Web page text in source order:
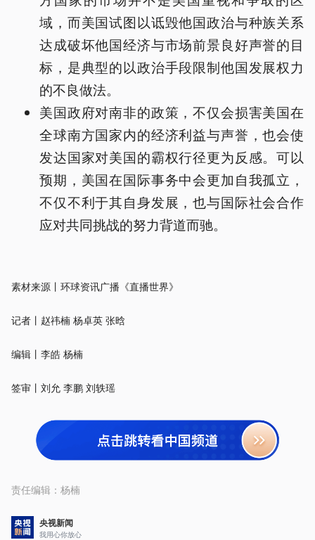
域，而美国试图以诋毁他国政治与种族关系
达成破坏他国经济与市场前景良好声誉的目
标，是典型的以政治手段限制他国发展权力
的不良做法。
美国政府对南非的政策，不仅会损害美国在
全球南方国家内的经济利益与声誉，也会使
发达国家对美国的霸权行径更为反感。可以
预期，美国在国际事务中会更加自我孤立，
不仅不利于其自身发展，也与国际社会合作
应对共同挑战的努力背道而驰。
素材来源丨环球资讯广播《直播世界》
记者丨赵祎楠 杨卓英 张晗
编辑丨李皓 杨楠
签审丨刘允 李鹏 刘轶瑶
责任编辑： 杨楠
央视新闻
我用心你放心